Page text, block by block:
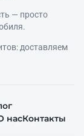
— просто
доставляем
насКонтакты